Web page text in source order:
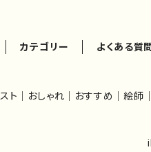
カテゴリー よくある質
スト｜おしゃれ｜おすすめ｜絵師